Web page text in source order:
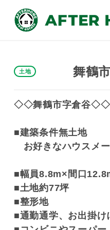
土地 舞鶴
◇◇舞鶴市字倉谷◇◇
■建築条件無土地
お好きなハウスメ
■幅員8.8m×間口
■土地約77坪
■整形地
■通勤通学、お出掛